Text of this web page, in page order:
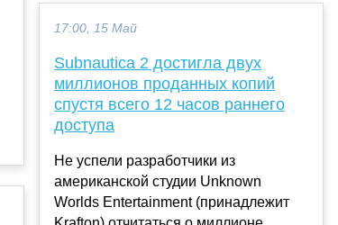
17:00, 15 Май
Subnautica 2 достигла двух
миллионов проданных копий
спустя всего 12 часов раннего
доступа
Не успели разработчики из
американской студии Unknown
Worlds Entertainment (принадлежит